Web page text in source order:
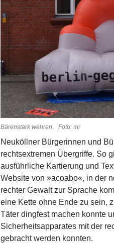
Bärenstark wehren. Foto: mr
Neuköllner Bürgerinnen und
rechtsextremen Übergriffe. So
ausführliche Kartierung und
Website von »acoabo«, in der
rechter Gewalt zur Sprache
eine Kette ohne Ende zu sein,
Täter dingfest machen konnte
Sicherheitsapparates mit der
gebracht werden konnten.